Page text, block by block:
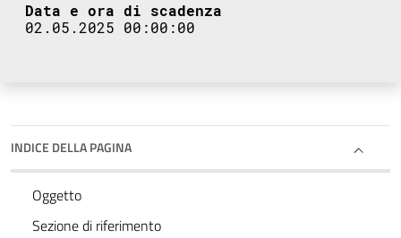
Data e ora di scadenza
02.05.2025 00:00:00
INDICE DELLA PAGINA
Oggetto
Sezione di riferimento